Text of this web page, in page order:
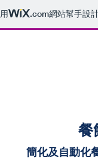
.com網站幫手設
餐
簡化及自動化